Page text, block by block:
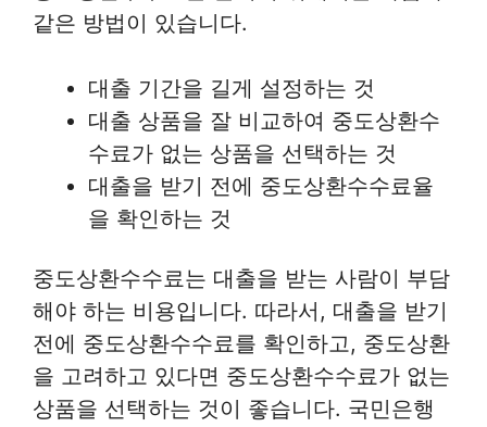
같은 방법이 있습니다.
대출 기간을 길게 설정하는 것
대출 상품을 잘 비교하여 중도상환수
수료가 없는 상품을 선택하는 것
대출을 받기 전에 중도상환수수료율
을 확인하는 것
중도상환수수료는 대출을 받는 사람이 부담
해야 하는 비용입니다. 따라서, 대출을 받기
전에 중도상환수수료를 확인하고, 중도상환
을 고려하고 있다면 중도상환수수료가 없는
상품을 선택하는 것이 좋습니다. 국민은행